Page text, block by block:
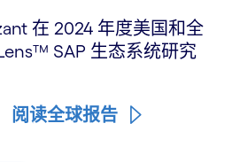
在 2024 年度美国和全
SAP 生态系统研究
阅读全球报告